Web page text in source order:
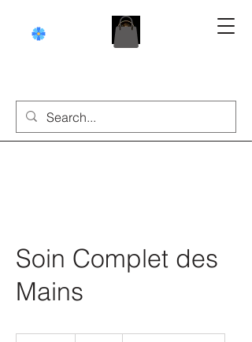
Soin Complet des
Mains